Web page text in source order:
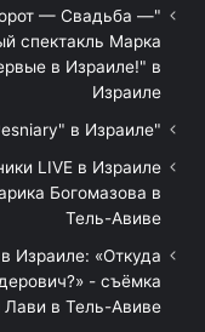
— Свадьба —
спектакль Марка
в Израиле!" в
Израиле
"Песняры — Pesniary" в Израиле
LIVE в Израиле
Богомазова в
Тель-Авиве
Израиле: «Откуда
- съёмка
в Тель-Авиве